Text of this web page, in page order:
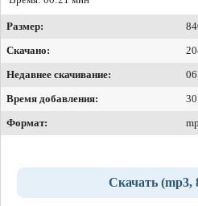
Размер:
Скачано:
Недавнее скачивание:
Время добавления:
Формат:
Скачать (mp3,